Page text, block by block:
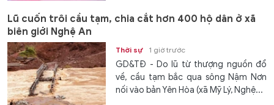
Lũ cuốn trôi cầu tạm, chia cắt hơn 400 hộ dân ở xã
biên giới Nghệ An
Thời sự 1 giờ trước
GD&TĐ - Do lũ từ thượng nguồn đổ
về, cầu tạm bắc qua sông Nậm Nơn
nối vào bản Yên Hòa (xã Mỹ Lý, Nghệ...